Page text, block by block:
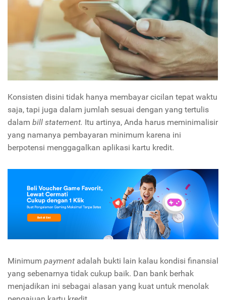
Konsisten disini tidak hanya membayar cicilan tepat waktu
saja, tapi juga dalam jumlah sesuai dengan yang tertulis
dalam bill statement. Itu artinya, Anda harus meminimalisir
yang namanya pembayaran minimum karena ini
berpotensi menggagalkan aplikasi kartu kredit.
Minimum payment adalah bukti lain kalau kondisi finansial
yang sebenarnya tidak cukup baik. Dan bank berhak
menjadikan ini sebagai alasan yang kuat untuk menolak